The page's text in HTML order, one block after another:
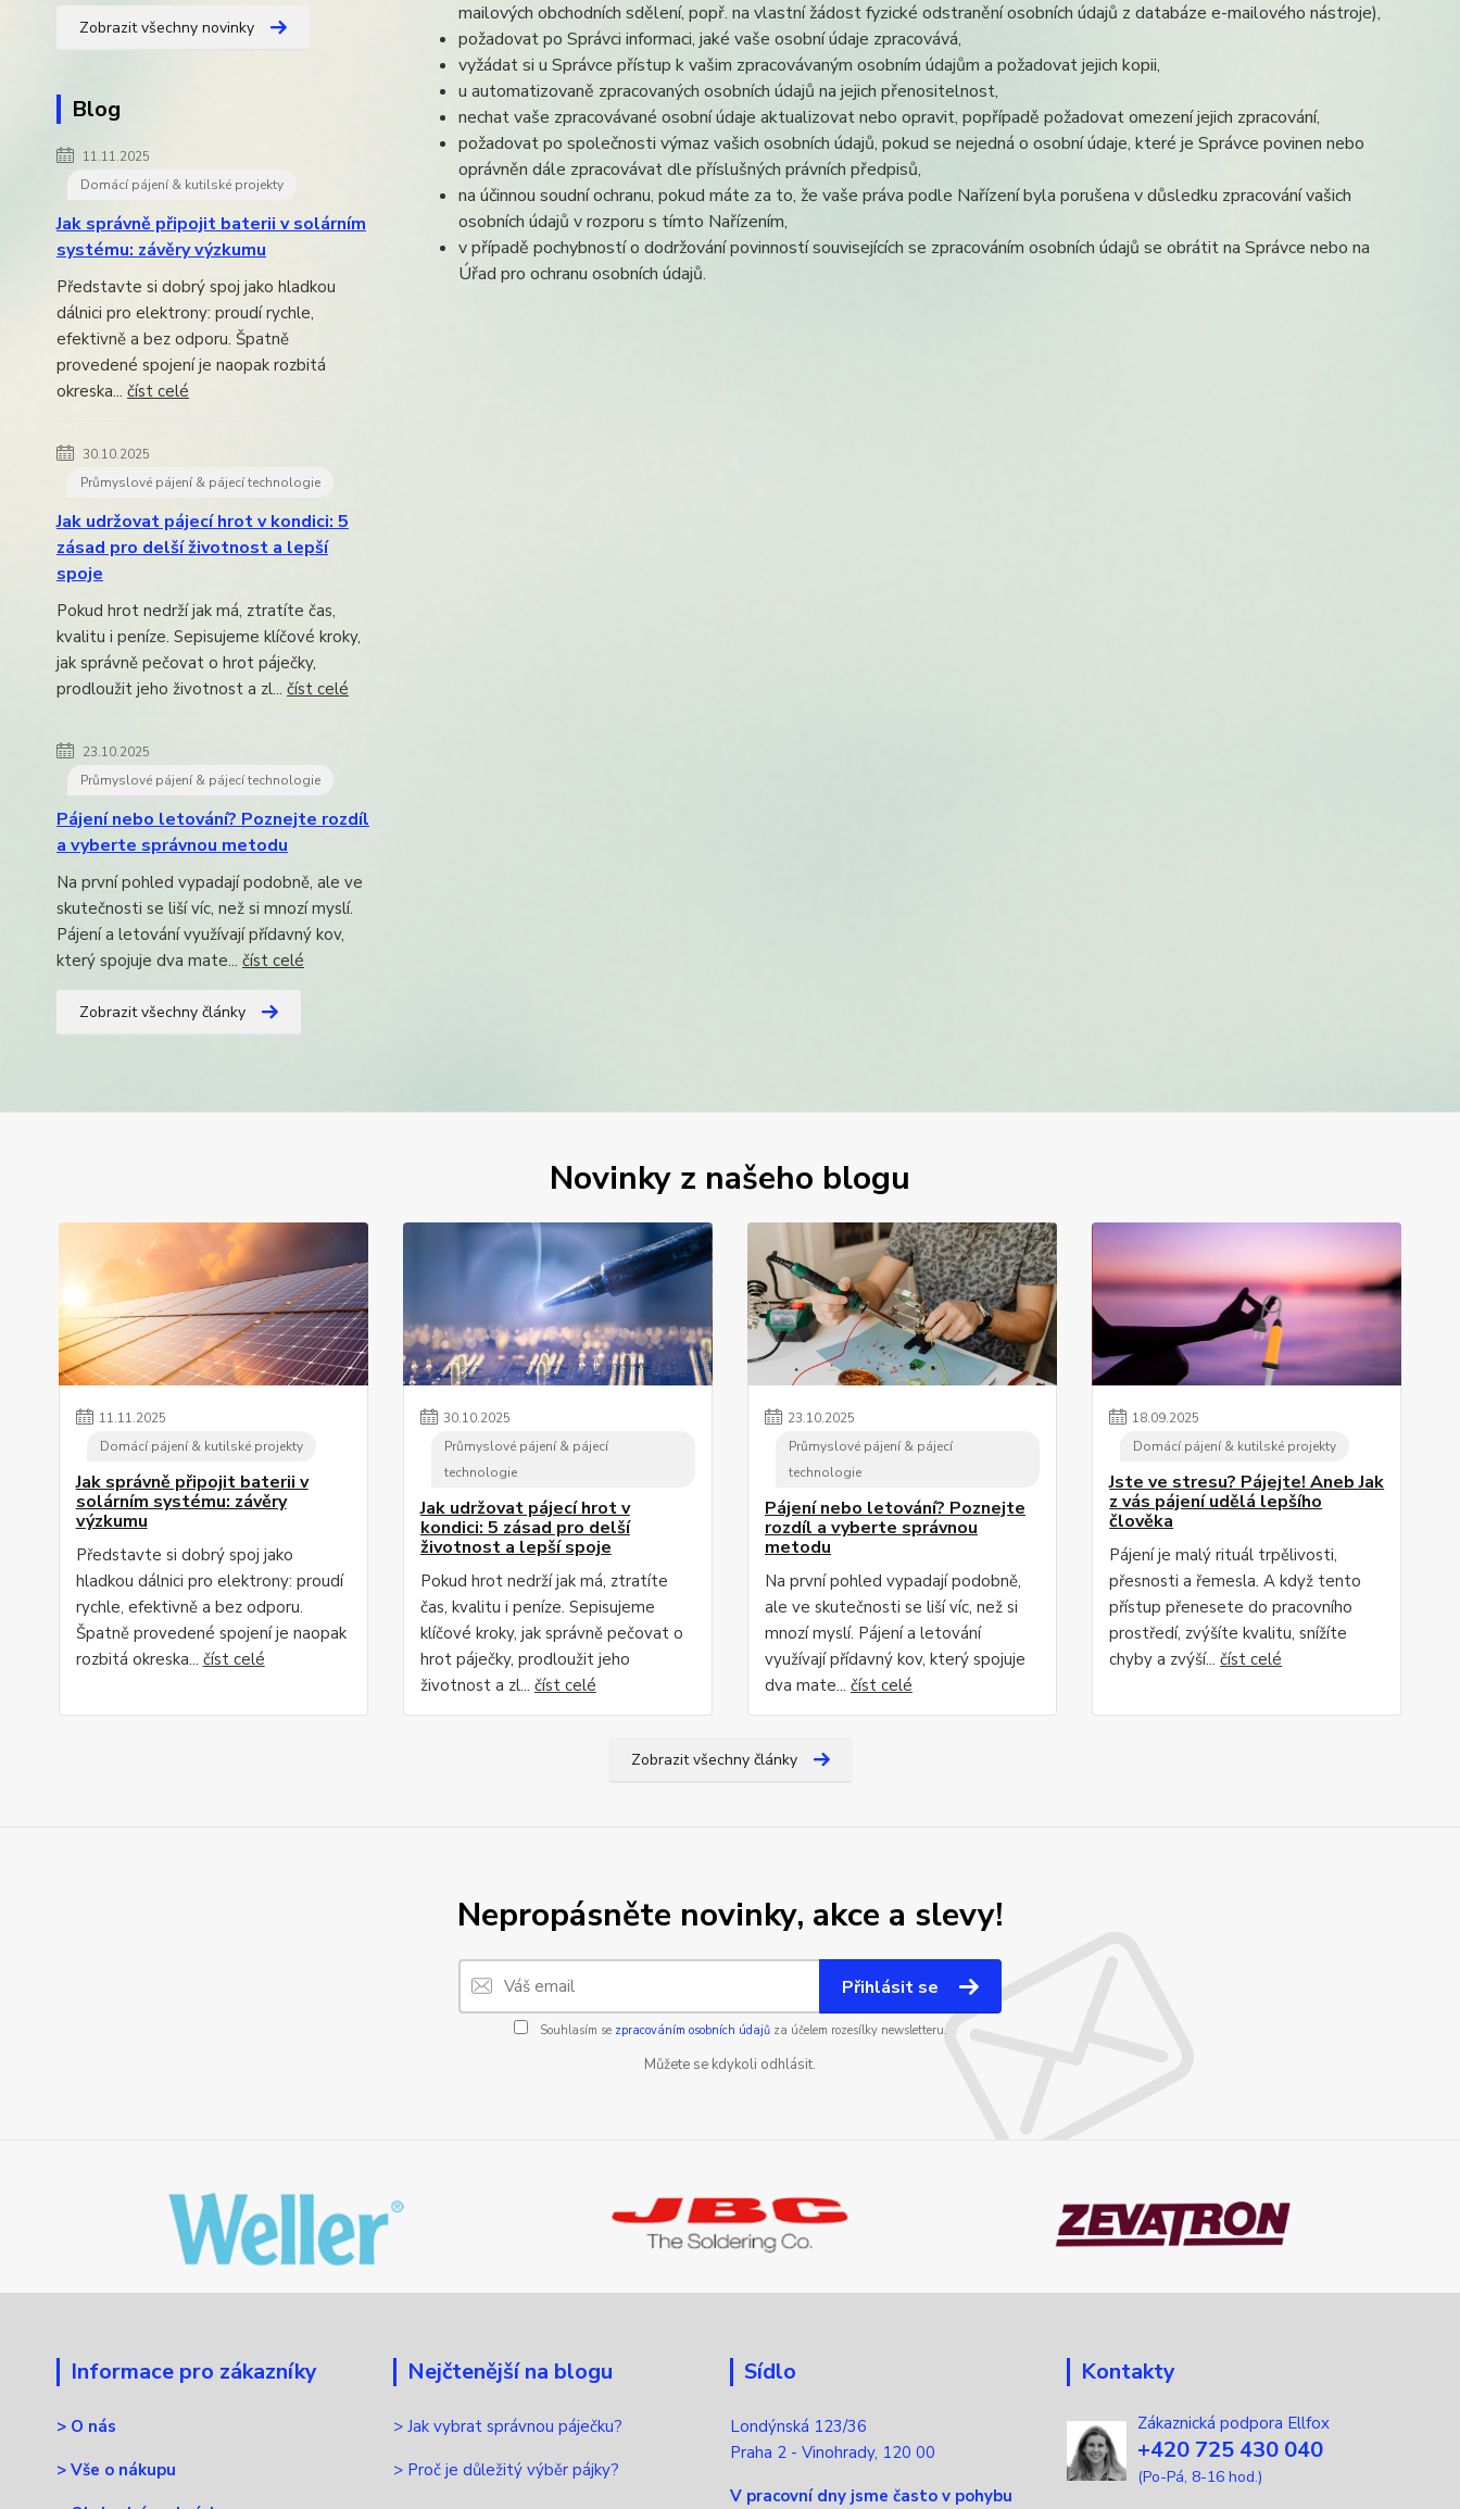
Zobrazit všechny novinky
Blog
11.11.2025
Domácí pájení & kutilské projekty
Jak správně připojit baterii v solárním
systému: závěry výzkumu
Představte si dobrý spoj jako hladkou
dálnici pro elektrony: proudí rychle,
efektivně a bez odporu. Špatně
provedené spojení je naopak rozbitá
okreska... číst celé
30.10.2025
Průmyslové pájení & pájecí technologie
Jak udržovat pájecí hrot v kondici: 5
zásad pro delší životnost a lepší
spoje
Pokud hrot nedrží jak má, ztratíte čas,
kvalitu i peníze. Sepisujeme klíčové kroky,
jak správně pečovat o hrot páječky,
prodloužit jeho životnost a zl... číst celé
23.10.2025
Průmyslové pájení & pájecí technologie
Pájení nebo letování? Poznejte rozdíl
a vyberte správnou metodu
Na první pohled vypadají podobně, ale ve
skutečnosti se liší víc, než si mnozí myslí.
Pájení a letování využívají přídavný kov,
který spojuje dva mate... číst celé
Zobrazit všechny články
mailových obchodních sdělení, popř. na vlastní žádost fyzické odstranění osobních údajů z databáze e-mailového nástroje),
požadovat po Správci informaci, jaké vaše osobní údaje zpracovává,
vyžádat si u Správce přístup k vašim zpracovávaným osobním údajům a požadovat jejich kopii,
u automatizovaně zpracovaných osobních údajů na jejich přenositelnost,
nechat vaše zpracovávané osobní údaje aktualizovat nebo opravit, popřípadě požadovat omezení jejich zpracování,
požadovat po společnosti výmaz vašich osobních údajů, pokud se nejedná o osobní údaje, které je Správce povinen nebo
oprávněn dále zpracovávat dle příslušných právních předpisů,
na účinnou soudní ochranu, pokud máte za to, že vaše práva podle Nařízení byla porušena v důsledku zpracování vašich
osobních údajů v rozporu s tímto Nařízením,
v případě pochybností o dodržování povinností souvisejících se zpracováním osobních údajů se obrátit na Správce nebo na
Úřad pro ochranu osobních údajů.
Novinky z našeho blogu
11.11.2025
Domácí pájení & kutilské projekty
Jak správně připojit baterii v
solárním systému: závěry
výzkumu
Představte si dobrý spoj jako
hladkou dálnici pro elektrony: proudí
rychle, efektivně a bez odporu.
Špatně provedené spojení je naopak
rozbitá okreska... číst celé
30.10.2025
Průmyslové pájení & pájecí
technologie
Jak udržovat pájecí hrot v
kondici: 5 zásad pro delší
životnost a lepší spoje
Pokud hrot nedrží jak má, ztratíte
čas, kvalitu i peníze. Sepisujeme
klíčové kroky, jak správně pečovat o
hrot páječky, prodloužit jeho
životnost a zl... číst celé
23.10.2025
Průmyslové pájení & pájecí
technologie
Pájení nebo letování? Poznejte
rozdíl a vyberte správnou
metodu
Na první pohled vypadají podobně,
ale ve skutečnosti se liší víc, než si
mnozí myslí. Pájení a letování
využívají přídavný kov, který spojuje
dva mate... číst celé
18.09.2025
Domácí pájení & kutilské projekty
Jste ve stresu? Pájejte! Aneb Jak
z vás pájení udělá lepšího
člověka
Pájení je malý rituál trpělivosti,
přesnosti a řemesla. A když tento
přístup přenesete do pracovního
prostředí, zvýšíte kvalitu, snížíte
chyby a zvýší...číst celé
Zobrazit všechny články
Nepropásněte novinky, akce a slevy!
Přihlásit se
Souhlasím se zpracováním osobních údajůza účelem rozesílky newsletteru.
Můžete se kdykoli odhlásit.
Informace pro zákazníky
> O nás
> Vše o nákupu
Nejčtenější na blogu
> Jak vybrat správnou páječku?
> Proč je důležitý výběr pájky?
Sídlo
Londýnská 123/36
Praha 2 - Vinohrady, 120 00
V pracovní dny jsme často v pohybu
Kontakty
Zákaznická podpora Ellfox
+420 725 430 040
(Po-Pá, 8-16 hod.)